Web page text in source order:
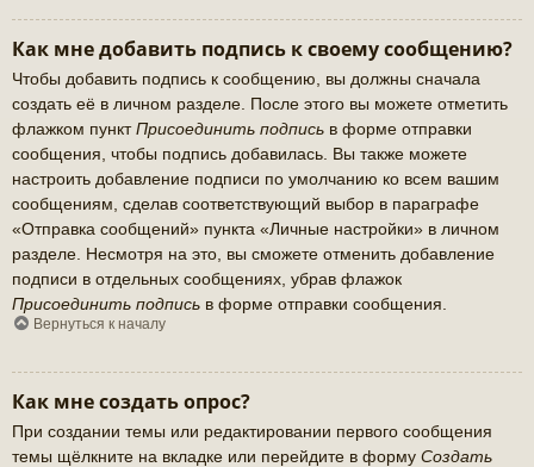
Как мне добавить подпись к своему сообщению?
Чтобы добавить подпись к сообщению, вы должны сначала
создать её в личном разделе. После этого вы можете отметить
флажком пунктПрисоединить подпись в форме отправки
сообщения, чтобы подпись добавилась. Вы также можете
настроить добавление подписи по умолчанию ко всем вашим
сообщениям, сделав соответствующий выбор в параграфе
«Отправка сообщений» пункта «Личные настройки» в личном
разделе. Несмотря на это, вы сможете отменить добавление
подписи в отдельных сообщениях, убрав флажок
Присоединить подпись в форме отправки сообщения.
Вернуться к началу
Как мне создать опрос?
При создании темы или редактировании первого сообщения
темы щёлкните на вкладке или перейдите в форму Создать